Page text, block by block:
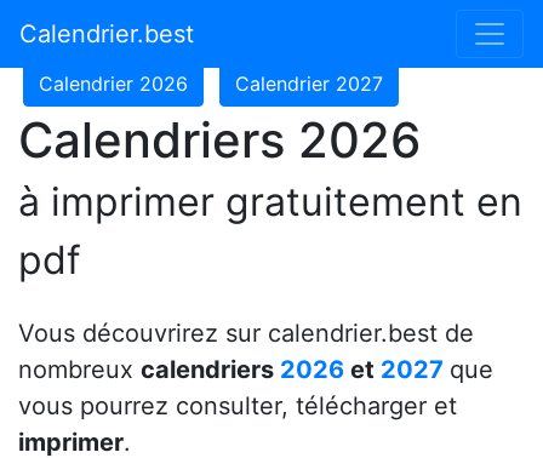
Calendrier.best
Calendrier 2024
Calendrier 2026 Calendrier 2027
Calendriers 2026
à imprimer gratuitement en
pdf
Vous découvrirez sur calendrier.best de
nombreux calendriers 2026 et 2027 que
vous pourrez consulter, télécharger et
imprimer.